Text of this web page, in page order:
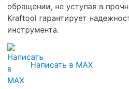
обращении, не уступая в
Kraftool гарантирует
инструмента.
Написать в MAX